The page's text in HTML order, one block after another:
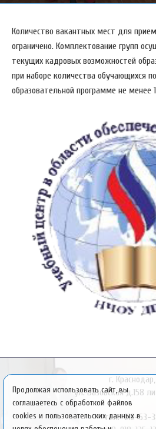
Количество вакантных мест для
ограничено. Комплектование групп
текущих кадровых возможностей
при наборе количества обучающихся
образовательной программе не менее
г. Краснодар,
ул. Базовская д.158
тел. 212-53-
Продолжая использовать сайт, вы
соглашаетесь с обработкой файлов
cookies и пользовательских данных в